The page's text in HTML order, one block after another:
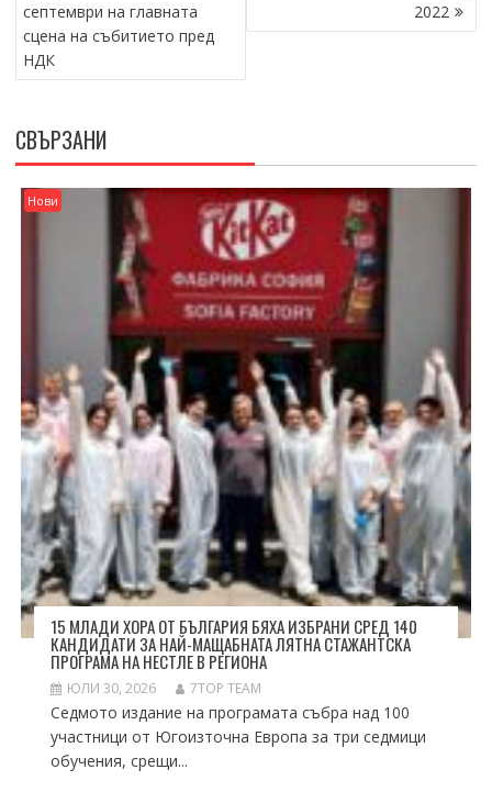
септември на главната
сцена на събитието пред
НДК
2022
СВЪРЗАНИ
Нови
15 МЛАДИ ХОРА ОТ БЪЛГАРИЯ БЯХА ИЗБРАНИ СРЕД 140
КАНДИДАТИ ЗА НАЙ-МАЩАБНАТА ЛЯТНА СТАЖАНТСКА
ПРОГРАМА НА НЕСТЛЕ В РЕГИОНА
ЮЛИ 30, 2026 7TOP TEAM
Седмото издание на програмата събра над 100
участници от Югоизточна Европа за три седмици
обучения, срещи...